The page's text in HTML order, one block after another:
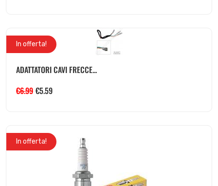
In offerta!
ADATTATORI CAVI FRECCE...
€6.99 €5.59
In offerta!